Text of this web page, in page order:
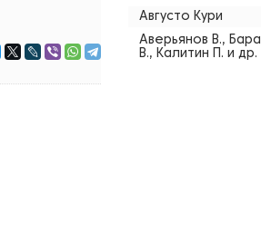
Августо Кури
Аверьянов В.,
В., Калитин П. и др.